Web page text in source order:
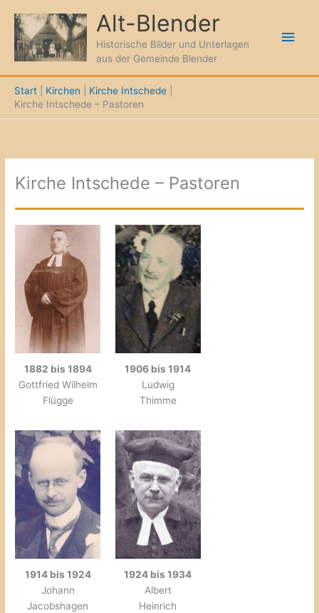
Inhalt
springen
Alt-Blender
Historische Bilder und Unterlagen
aus der Gemeinde Blender
Start Kirchen
Kirche Intschede
Kirche Intschede – Pastoren
Kirche Intschede – Pastoren
1882 bis 1894
Gottfried Wilhelm
Flügge
1906 bis 1914
Ludwig
Thimme
1914 bis 1924
Johann
Jacobshagen
1924 bis 1934
Albert
Heinrich